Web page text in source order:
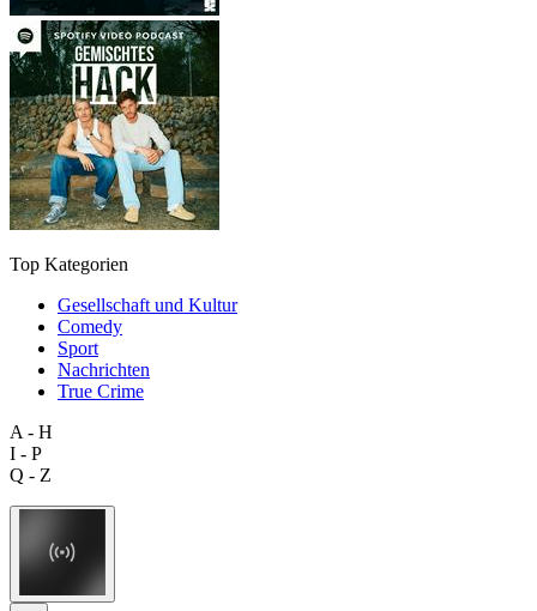
Top Kategorien
Gesellschaft und Kultur
Comedy
Sport
Nachrichten
True Crime
A - H
I - P
Q - Z